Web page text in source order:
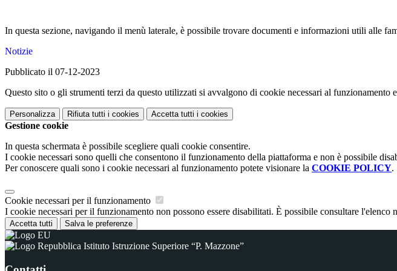
In questa sezione, navigando il menù laterale, è possibile trovare documenti e informazioni utili alle
Notizie
Pubblicato il 07-12-2023
Questo sito o gli strumenti terzi da questo utilizzati si avvalgono di cookie necessari al funzionamento
Personalizza Rifiuta tutti i cookies Accetta tutti i cookies
Gestione cookie
In questa schermata è possibile scegliere quali cookie consentire.
I cookie necessari sono quelli che consentono il funzionamento della piattaforma e non è possibile
Per conoscere quali sono i cookie necessari al funzionamento potete visionare la COOKIE POLICY.
Cookie necessari per il funzionamento
I cookie necessari per il funzionamento non possono essere disabilitati. È possibile consultare l'elenco
Accetta tutti Salva le preferenze
Istituto Istruzione Superiore “P. Mazzone”